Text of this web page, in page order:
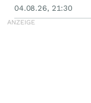
04.08.26, 21:30